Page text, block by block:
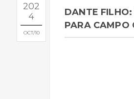
202
4
OCT 10
DANTE
PARA CAMPO